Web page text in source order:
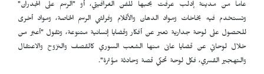
عاماً من مدينة إدلب عرفت بحبها للفن الغرافيتي، أو "الرسم على الجدران"
وتستخدم فيه بخاخات ومواد الدهان والأقلام وفراشي الرسم الخاصة، ومواد أخرى
للحصول على لوحة جدارية تعبر عن أفكار وقضايا إنسانية متنوعة، وتقول "أعبّر من
خلال لوحاتي عن قضايا عانى منها الشعب السوري كالقصف والنزوح والاعتقال
والتهجير القسري، فكل لوحة تحكي قصة وحادثة مؤثرة".